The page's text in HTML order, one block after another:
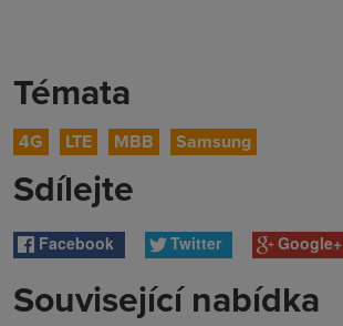
Témata
4G LTE MBB Samsung
Sdílejte
Facebook Twitter Google+
Související nabídka